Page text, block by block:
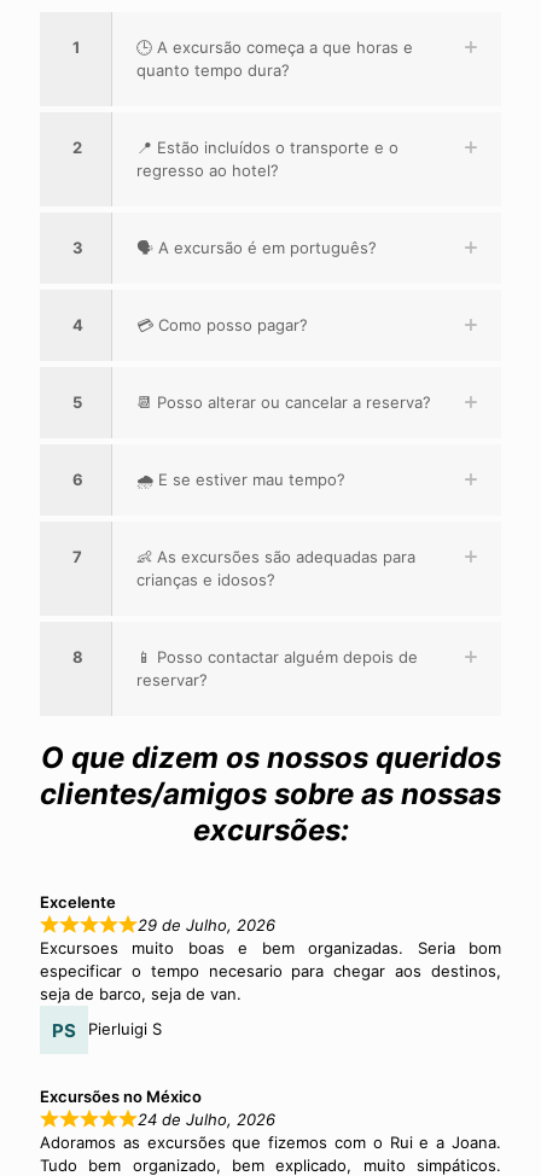
1
🕒 A excursão começa a que horas e
quanto tempo dura?
2
📍 Estão incluídos o transporte e o
regresso ao hotel?
3 🗣️ A excursão é em português?
4 💳 Como posso pagar?
5 📆 Posso alterar ou cancelar a reserva?
6 🌧️ E se estiver mau tempo?
7
👶 As excursões são adequadas para
crianças e idosos?
8
📱 Posso contactar alguém depois de
reservar?
O que dizem os nossos queridos
clientes/amigos sobre as nossas
excursões:
Excelente
29 de Julho, 2026
Excursoes muito boas e bem organizadas. Seria bom
especificar o tempo necesario para chegar aos destinos,
seja de barco, seja de van.
Pierluigi S
Excursões no México
24 de Julho, 2026
Adoramos as excursões que fizemos com o Rui e a Joana.
Tudo bem organizado, bem explicado, muito simpáticos.